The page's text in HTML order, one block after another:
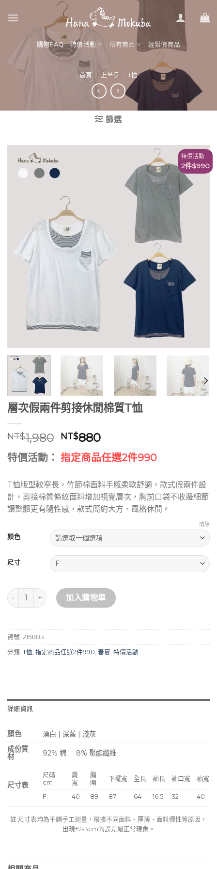
購物FAQ 特價活動 所有商品 輕鬆價商品
首頁 / 上半身 / T恤
篩選
特價活動
2件$990
層次假兩件剪接休閒棉質T恤
NT$1,980 原
始
價
NT$1,980。
NT$880目
前
價
NT$880。
特價活動： 指定商品任選2件990
T恤版型較窄長，竹節棉面料手感柔軟舒適，款式假兩件設
計，剪接棉質條紋面料增加視覺層次，胸前口袋不收邊細節
讓整體更有隨性感，款式簡約大方、風格休閒。
顏色
尺寸
清除
層次假兩件剪接休閒棉質T恤 數量
加入購物車
貨號: 215883
分類: T恤 指定商品任選2件990 春夏 特價活動
詳細資訊
顏色
漂白 | 深藍 | 淺灰
成份質
材
92% 棉 8% 聚酯纖維
尺寸表
尺碼
cm
肩
寬
胸
圍
下襬寬 全長 袖長 袖口寬 袖寬
F. 40 89 87 64 16.5 32 40
註:尺寸表均為平鋪手工測量，根據不同面料、厚薄、面料彈性等原因，
出現±2-3cm的誤差屬正常現象。